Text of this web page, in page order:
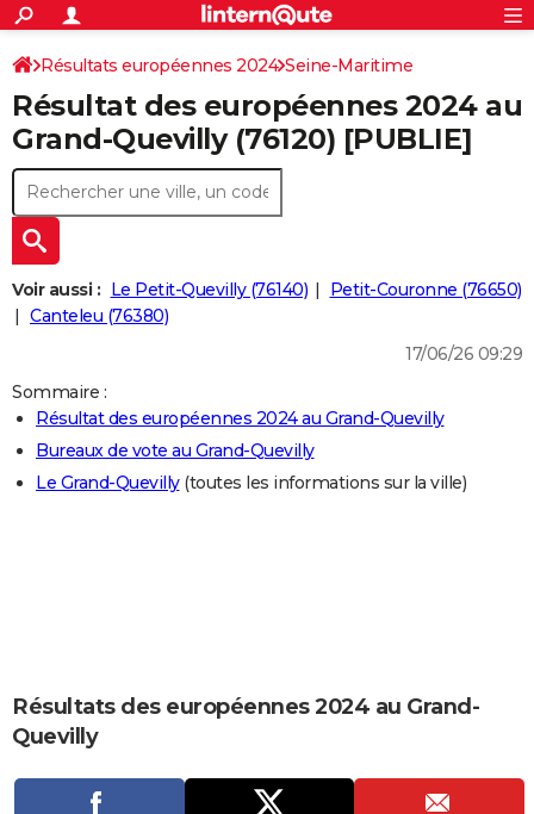
ACTUALITÉS
Politique
Société
Faits Divers
Education
Monde
Villes
+
SPORT
Coupe du monde 2026
Football
Tennis
Cyclisme
Rugby
Forum
Programme TV
TNT
Streaming
Cinéma
Sorties cinéma
Musique
+
FINANCE
Retraite
Impôts
Epargne
Immobilier
Risques naturels par ville
Banque
Assurance
Crédit
AUTO
Essais
Réserver un essai
Citadines
Berlines
SUV
Forum auto
+
HIGH-TECH
Mobiles
Meilleur smartphone
Internet
Ordinateurs
Jeux vidéo
Guide high-tech
BRICOLAGE
Guides de France
Escapades
Patrimoine
Expositions
Musées
Week-end nature
LIFESTYLE
Art de vivre
Bien-être
Loisirs
Mode
Modes de vie
CARTE DE VOEUX
Carte de Noël
Carte Bonne année
Carte Saint-Valentin
Carte Pâques
Carte d'anniversaire
Dictionnaire
Biographies
Expressions
Proverbes
PROGRAMME TV
Rechercher
S'inscrire
Connexion
Résultats européennes 2024 Seine-Maritime
Résultat des européennes 2024 au
Grand-Quevilly (76120) [PUBLIE]
Voir aussi : Le Petit-Quevilly (76140)
Petit-Couronne (76650)
Canteleu (76380)
17/06/26 09:29
Sommaire :
Résultat des européennes 2024 au Grand-Quevilly
Bureaux de vote au Grand-Quevilly
Le Grand-Quevilly(toutes les informations sur la ville)
Résultats des européennes 2024 au Grand-
Quevilly